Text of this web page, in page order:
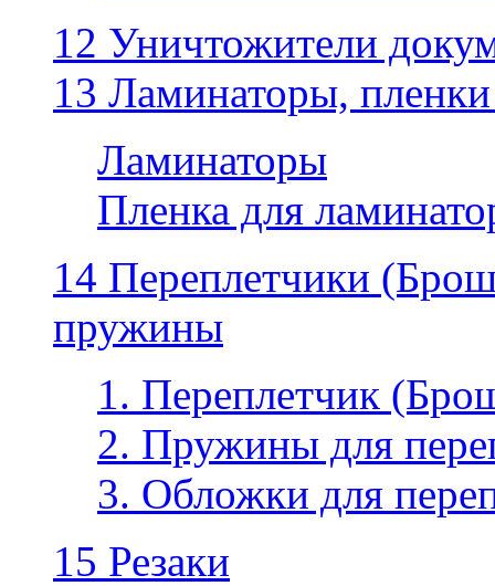
12 Уничтожители
13 Ламинаторы,
Ламинаторы
Пленка для
14 Переплетчики
пружины
1. Переплетчик
2. Пружины для
3. Обложки для
15 Резаки